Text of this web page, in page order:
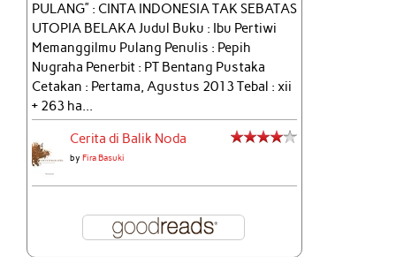
PULANG” : CINTA INDONESIA TAK SEBATAS
UTOPIA BELAKA Judul Buku : Ibu Pertiwi
Memanggilmu Pulang Penulis : Pepih
Nugraha Penerbit : PT Bentang Pustaka
Cetakan : Pertama, Agustus 2013 Tebal : xii
+ 263 ha...
Cerita di Balik Noda
byFira Basuki